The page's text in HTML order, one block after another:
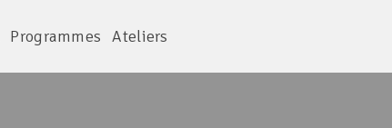
Programmes Ateliers